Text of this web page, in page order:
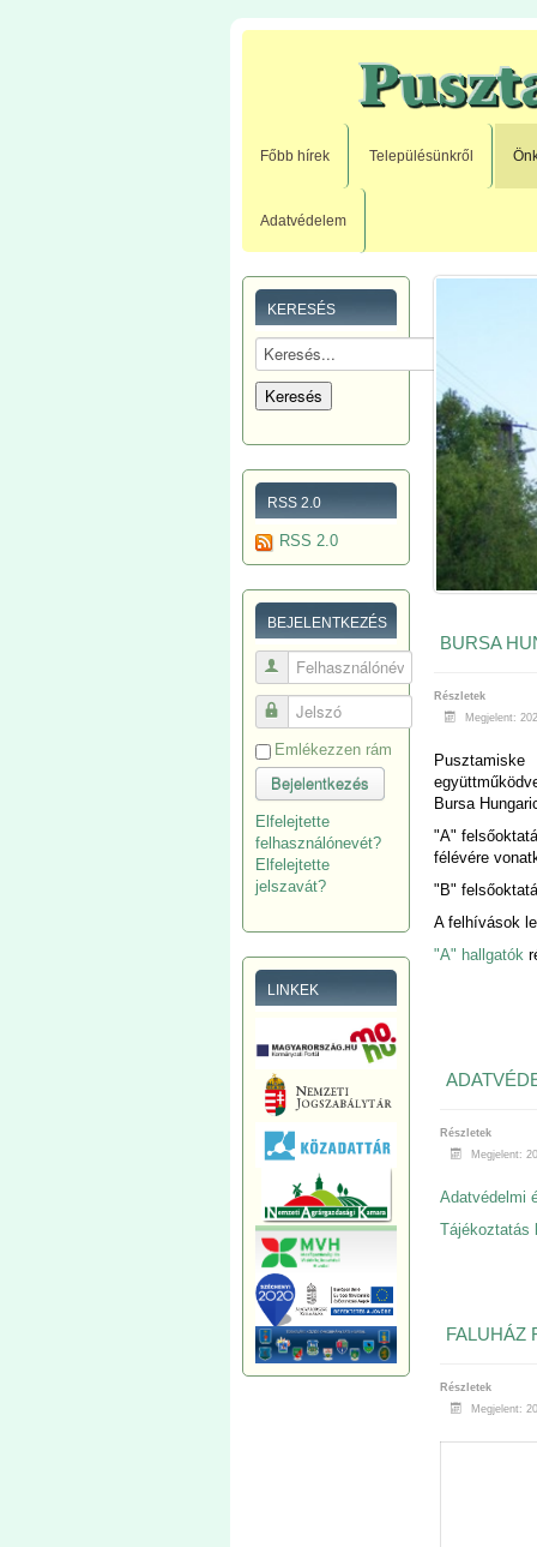
Főbb hírek Településünkről
Adatvédelem
KERESÉS
RSS 2.0
RSS 2.0
BEJELENTKEZÉS
Felhasználónév
Jelszó
Emlékezzen rám
Bejelentkezés
Elfelejtette
felhasználónevét?
Elfelejtette
jelszavát?
LINKEK
BURSA
Részletek
Megjelent:
Bursa
"A"
félévére
"B"
A felhívások
"A" hallgatók
Részletek
Megjelent:
Adatvédelmi
Tájékoztatás
FALUHÁZ
Részletek
Megjelent: